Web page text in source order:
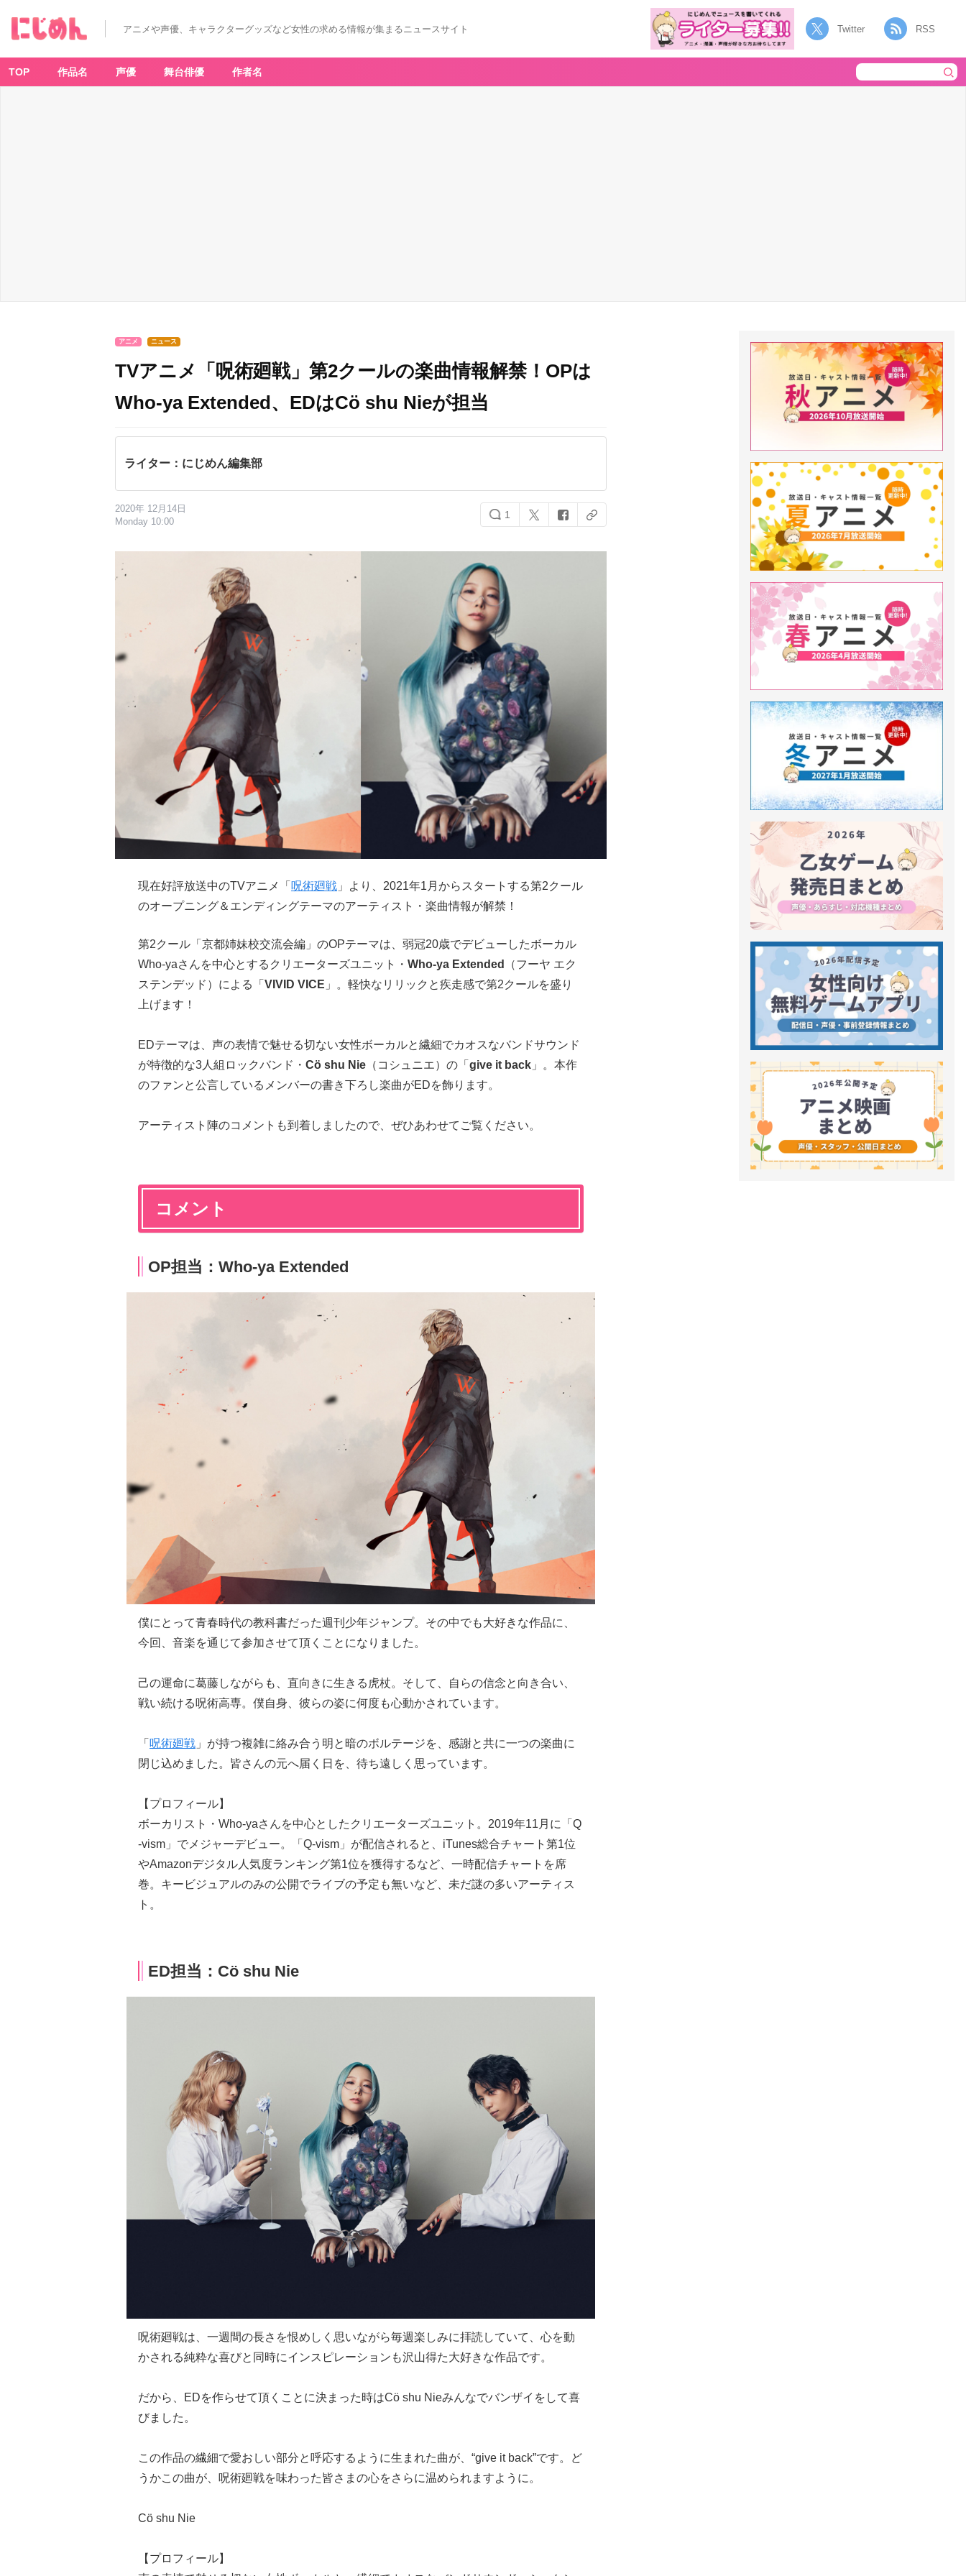
アニメや声優、キャラクターグッズなど女性の求める情報が集まるニュースサイト Twitter RSS
TOP 作品名 声優 舞台俳優 作者名
アニメ ニュース
TVアニメ「呪術廻戦」第2クールの楽曲情報解禁！OPは
Who-ya Extended、EDはCö shu Nieが担当
ライター：にじめん編集部
2020年 12月14日
Monday 10:00
1
現在好評放送中のTVアニメ「 呪術廻戦 」より、2021年1月からスタートする第2クール
のオープニング＆エンディングテーマのアーティスト・楽曲情報が解禁！
第2クール「京都姉妹校交流会編」のOPテーマは、弱冠20歳でデビューしたボーカル
Who-yaさんを中心とするクリエーターズユニット・ Who-ya Extended
（フーヤ エク
ステンデッド）による「 VIVID VICE 」。軽快なリリックと疾走感で第2クールを盛り
上げます！
EDテーマは、声の表情で魅せる切ない女性ボーカルと繊細でカオスなバンドサウンド
が特徴的な3人組ロックバンド・ Cö shu Nie （コシュニエ）の「 give it back 」。本作
のファンと公言しているメンバーの書き下ろし楽曲がEDを飾ります。
アーティスト陣のコメントも到着しましたので、ぜひあわせてご覧ください。
コメント
OP担当：Who-ya Extended
僕にとって青春時代の教科書だった週刊少年ジャンプ。その中でも大好きな作品に、
今回、音楽を通じて参加させて頂くことになりました。
己の運命に葛藤しながらも、直向きに生きる虎杖。そして、自らの信念と向き合い、
戦い続ける呪術高専。僕自身、彼らの姿に何度も心動かされています。
「 呪術廻戦 」が持つ複雑に絡み合う明と暗のボルテージを、感謝と共に一つの楽曲に
閉じ込めました。皆さんの元へ届く日を、待ち遠しく思っています。
【プロフィール】
ボーカリスト・Who-yaさんを中心としたクリエーターズユニット。2019年11月に「Q
-vism」でメジャーデビュー。「Q-vism」が配信されると、iTunes総合チャート第1位
やAmazonデジタル人気度ランキング第1位を獲得するなど、一時配信チャートを席
巻。キービジュアルのみの公開でライブの予定も無いなど、未だ謎の多いアーティス
ト。
ED担当：Cö shu Nie
呪術廻戦は、一週間の長さを恨めしく思いながら毎週楽しみに拝読していて、心を動
かされる純粋な喜びと同時にインスピレーションも沢山得た大好きな作品です。
だから、EDを作らせて頂くことに決まった時はCö shu Nieみんなでバンザイをして喜
びました。
この作品の繊細で愛おしい部分と呼応するように生まれた曲が、“give it back”です。ど
うかこの曲が、呪術廻戦を味わった皆さまの心をさらに温められますように。
Cö shu Nie
【プロフィール】